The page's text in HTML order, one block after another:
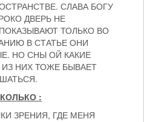
СЛАВА БОГУ
ДВЕРЬ НЕ
ТОЛЬКО ВО
В СТАТЬЕ ОНИ
НО СНЫ ОЙ КАКИЕ
НИХ ТОЖЕ БЫВАЕТ
:
ЗРЕНИЯ, ГДЕ МЕНЯ